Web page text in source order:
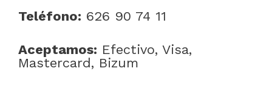
Teléfono: 626 90 74 11
Aceptamos: Efectivo, Visa,
Mastercard, Bizum